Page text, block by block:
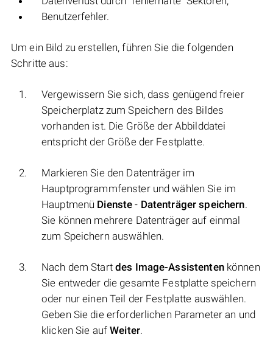
Benutzerfehler.
Um ein Bild zu erstellen, führen Sie die folgenden
Schritte aus:
Vergewissern Sie sich, dass genügend freier
Speicherplatz zum Speichern des Bildes
vorhanden ist. Die Größe der Abbilddatei
entspricht der Größe der Festplatte.
Markieren Sie den Datenträger im
Hauptprogrammfenster und wählen Sie im
Hauptmenü Dienste - Datenträger speichern.
Sie können mehrere Datenträger auf einmal
zum Speichern auswählen.
Nach dem Start des Image-Assistentenkönnen
Sie entweder die gesamte Festplatte speichern
oder nur einen Teil der Festplatte auswählen.
Geben Sie die erforderlichen Parameter an und
klicken Sie aufWeiter.